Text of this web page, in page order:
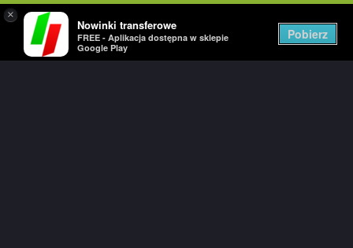
×
Nowinki transferowe
FREE - Aplikacja dostępna w sklepie
Google Play
Pobierz